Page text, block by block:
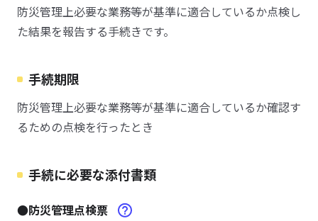
防災管理上必要な業務等が基準に適合しているか点検し
た結果を報告する手続きです。
手続期限
防災管理上必要な業務等が基準に適合しているか確認す
るための点検を行ったとき
手続に必要な添付書類
●防災管理点検票